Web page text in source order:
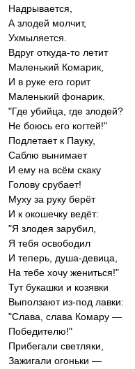
Надрывается,
А злодей молчит,
Ухмыляется.
Вдруг откуда-то летит
Маленький Комарик,
И в руке его горит
Маленький фонарик.
"Где убийца, где злодей?
Не боюсь его когтей!"
Подлетает к Пауку,
Саблю вынимает
И ему на всём скаку
Голову срубает!
Муху за руку берёт
И к окошечку ведёт:
"Я злодея зарубил,
Я тебя освободил
И теперь, душа-девица,
На тебе хочу жениться!"
Тут букашки и козявки
Выползают из-под лавки:
"Слава, слава Комару —
Победителю!"
Прибегали светляки,
Зажигали огоньки —